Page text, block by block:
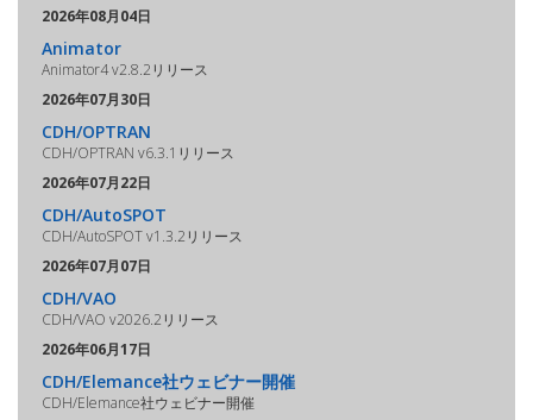
2026年08月04日
Animator
Animator4 v2.8.2リリース
2026年07月30日
CDH/OPTRAN
CDH/OPTRAN v6.3.1リリース
2026年07月22日
CDH/AutoSPOT
CDH/AutoSPOT v1.3.2リリース
2026年07月07日
CDH/VAO
CDH/VAO v2026.2リリース
2026年06月17日
CDH/Elemance社ウェビナー開催
CDH/Elemance社ウェビナー開催